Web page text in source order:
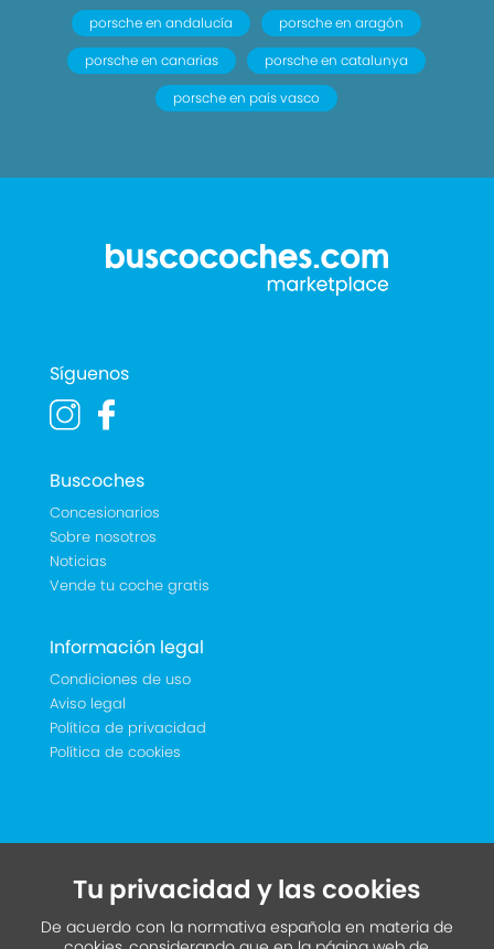
porsche en andalucía
porsche en aragón
porsche en canarias
porsche en catalunya
porsche en país vasco
Síguenos
Buscoches
Concesionarios
Sobre nosotros
Noticias
Vende tu coche gratis
Información legal
Condiciones de uso
Aviso legal
Política de privacidad
Política de cookies
Tu privacidad y las cookies
De acuerdo con la normativa española en materia de